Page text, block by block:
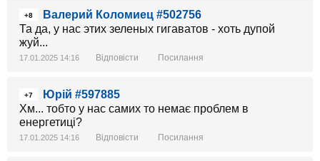
+8
Валерий Коломиец #502756
Та да, у нас этих зеленых гигаватов - хоть дупой
жуй...
17.01.2025 14:16 Відповісти Посилання
+7
Юрій #597885
Хм... тобто у нас самих то немає проблем в
енергетиці?
17.01.2025 14:16 Відповісти Посилання